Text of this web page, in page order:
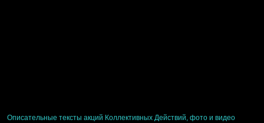
Описательные тексты акций Коллективных Действий, фото и видео